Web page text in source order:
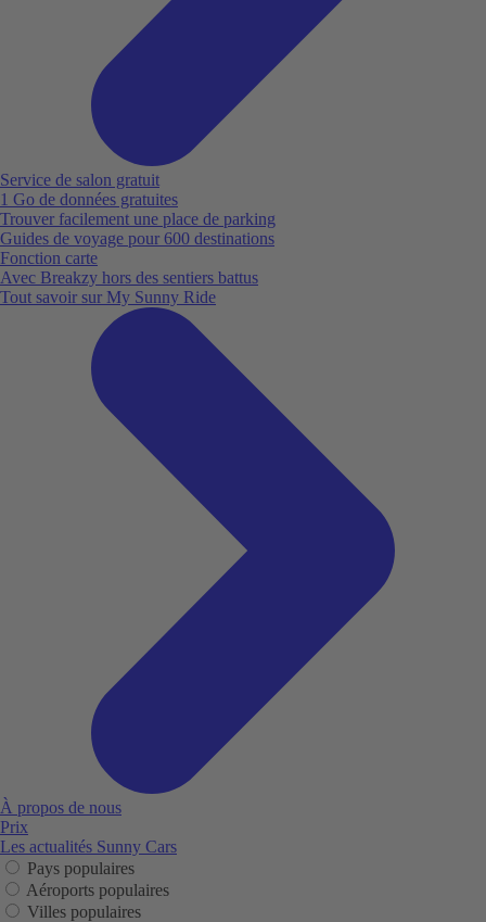
Service de salon gratuit
1 Go de données gratuites
Trouver facilement une place de parking
Guides de voyage pour 600 destinations
Fonction carte
Avec Breakzy hors des sentiers battus
Tout savoir sur My Sunny Ride
À propos de nous
Prix
Les actualités Sunny Cars
Pays populaires
Aéroports populaires
Villes populaires